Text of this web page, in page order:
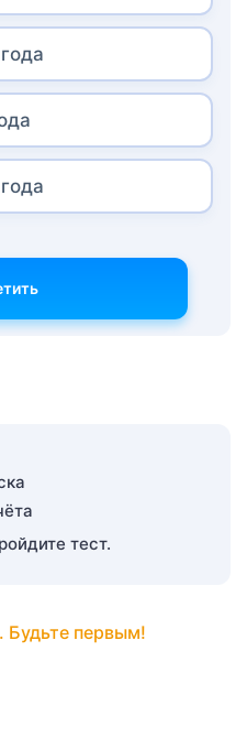
тест.
Будьте первым!